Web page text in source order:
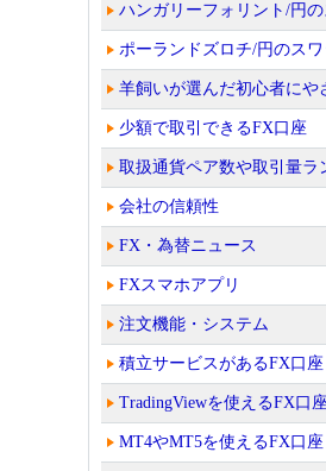
ハンガリーフォリント/円
ポーランドズロチ/円のス
羊飼いが選んだ初心者にや
少額で取引できるFX口座
取扱通貨ペア数や取引量ラ
会社の信頼性
FX・為替ニュース
FXスマホアプリ
注文機能・システム
積立サービスがあるFX口座
TradingViewを使えるFX口座
MT4やMT5を使えるFX口座